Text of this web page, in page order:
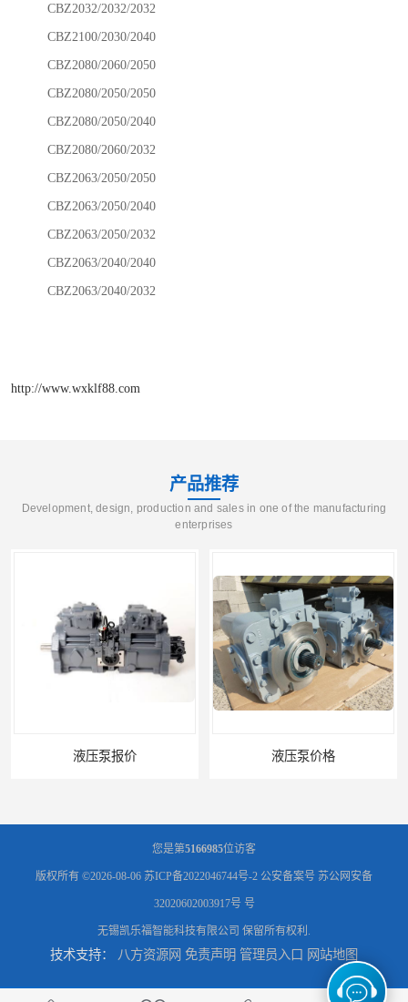
CBZ2032/2032/2032
CBZ2100/2030/2040
CBZ2080/2060/2050
CBZ2080/2050/2050
CBZ2080/2050/2040
CBZ2080/2060/2032
CBZ2063/2050/2050
CBZ2063/2050/2040
CBZ2063/2050/2032
CBZ2063/2040/2040
CBZ2063/2040/2032
http://www.wxklf88.com
产品推荐
Development, design, production and sales in one of the manufacturing
enterprises
液压泵价格
液压泵 柱塞泵价格
您是第5166985位访客
版权所有 ©2026-08-06 苏ICP备2022046744号-2 公安备案号 苏公网安备
32020602003917号 号
无锡凯乐福智能科技有限公司 保留所有权利.
技术支持： 八方资源网 免责声明 管理员入口 网站地图